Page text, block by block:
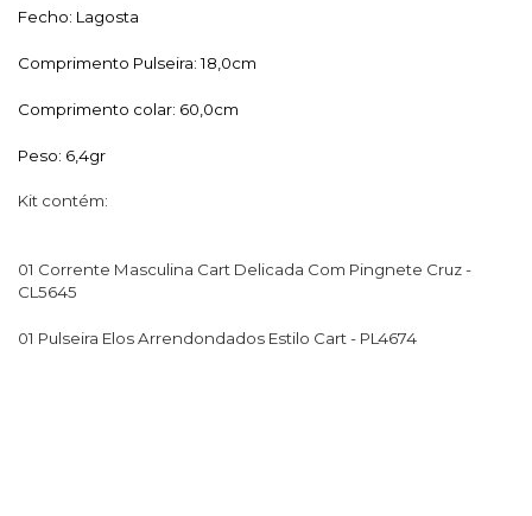
Fecho: Lagosta
Comprimento Pulseira: 18,0cm
Comprimento colar: 60,0cm
Peso: 6,4gr
Kit contém:
01 Corrente Masculina Cart Delicada Com Pingnete Cruz -
CL5645
01 Pulseira Elos Arrendondados Estilo Cart - PL4674